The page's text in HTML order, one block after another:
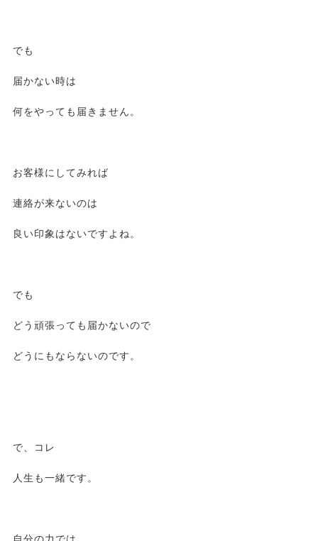
でも
届かない時は
何をやっても届きません。
お客様にしてみれば
連絡が来ないのは
良い印象はないですよね。
でも
どう頑張っても届かないので
どうにもならないのです。
で、コレ
人生も一緒です。